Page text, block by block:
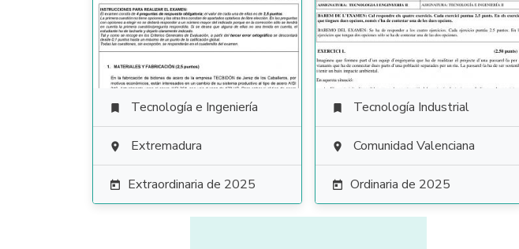
 Tecnología e Ingeniería
 Extremadura
 Extraordinaria de 2025
 Tecnología Industrial
 Comunidad Valenciana
 Ordinaria de 2025